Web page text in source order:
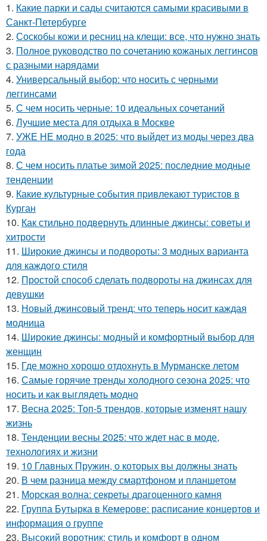
1. Какие парки и сады считаются самыми красивыми в
Санкт-Петербурге
2. Соскобы кожи и ресниц на клещи: все, что нужно знать
3. Полное руководство по сочетанию кожаных леггинсов
с разными нарядами
4. Универсальный выбор: что носить с черными
леггинсами
5. С чем носить черные: 10 идеальных сочетаний
6. Лучшие места для отдыха в Москве
7. УЖЕ НЕ модно в 2025: что выйдет из моды через два
года
8. С чем носить платье зимой 2025: последние модные
тенденции
9. Какие культурные события привлекают туристов в
Курган
10. Как стильно подвернуть длинные джинсы: советы и
хитрости
11. Широкие джинсы и подвороты: 3 модных варианта
для каждого стиля
12. Простой способ сделать подвороты на джинсах для
девушки
13. Новый джинсовый тренд: что теперь носит каждая
модница
14. Широкие джинсы: модный и комфортный выбор для
женщин
15. Где можно хорошо отдохнуть в Мурманске летом
16. Самые горячие тренды холодного сезона 2025: что
носить и как выглядеть модно
17. Весна 2025: Топ-5 трендов, которые изменят нашу
жизнь
18. Тенденции весны 2025: что ждет нас в моде,
технологиях и жизни
19. 10 Главных Пружин, о которых вы должны знать
20. В чем разница между смартфоном и планшетом
21. Морская волна: секреты драгоценного камня
22. Группа Бутырка в Кемерове: расписание концертов и
информация о группе
23. Высокий воротник: стиль и комфорт в одном